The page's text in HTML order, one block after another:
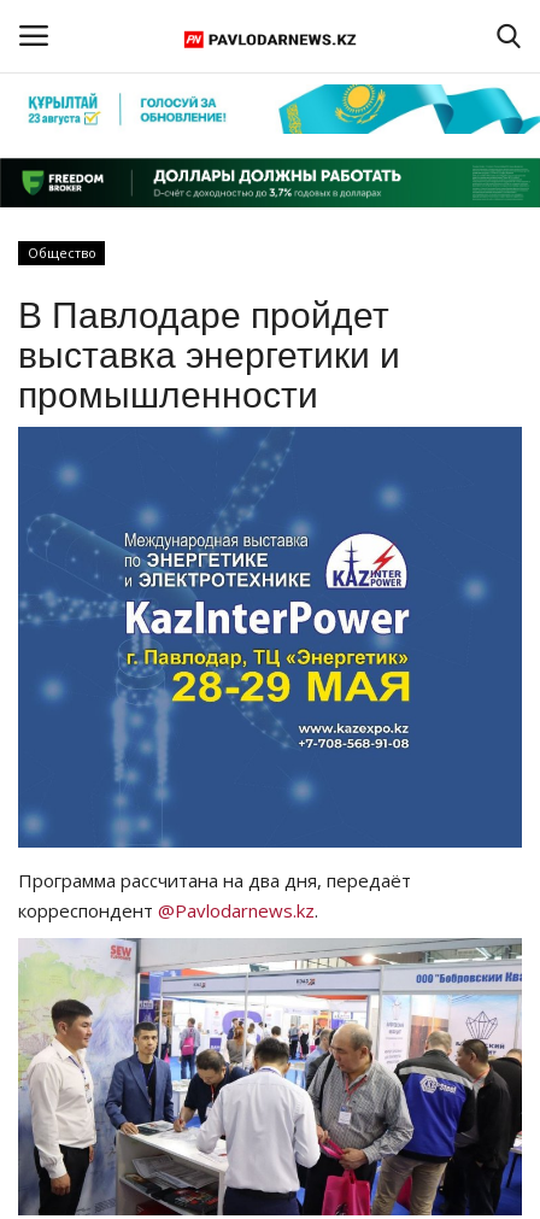
Регистрация
Главная
ПАВЛОДАРСКАЯ ОБЛАСТЬ
КАЗАХСТАН
МИР
СПЕЦПРОЕКТЫ
СПОРТ
РАЗВЛЕЧЕНИЯ
Курултай
Язык
Қазақша Русский
Общество
В Павлодаре пройдет
выставка энергетики и
промышленности
Программа рассчитана на два дня, передаёт
корреспондент @Pavlodarnews.kz.